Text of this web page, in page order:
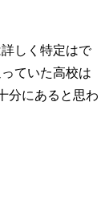
しく特定はで
ていた高校は
分にあると思わ